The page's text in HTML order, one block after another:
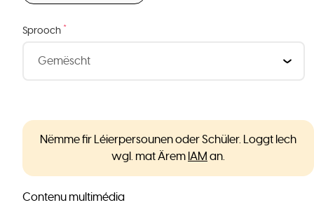
Sprooch *
Nëmme fir Léierpersounen oder Schüler. Loggt Iech
wgl. mat Ärem IAM an.
Contenu multimédia